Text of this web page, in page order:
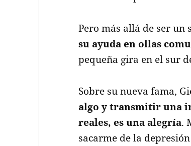
Pero más allá de ser un
su ayuda en ollas
pequeña gira en el sur
Sobre su nueva fama,
algo y transmitir una
reales, es una alegría.
sacarme de la